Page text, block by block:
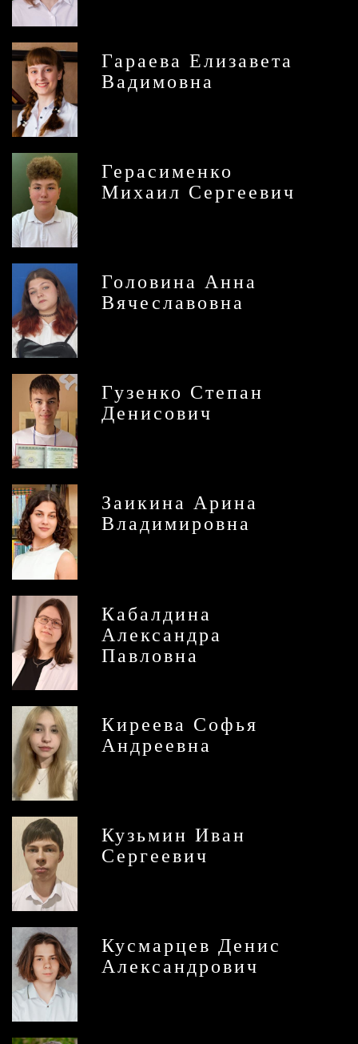
Гараева Елизавета
Вадимовна
Герасименко
Михаил Сергеевич
Головина Анна
Вячеславовна
Гузенко Степан
Денисович
Заикина Арина
Владимировна
Кабалдина
Александра
Павловна
Киреева Софья
Андреевна
Кузьмин Иван
Сергеевич
Кусмарцев Денис
Александрович